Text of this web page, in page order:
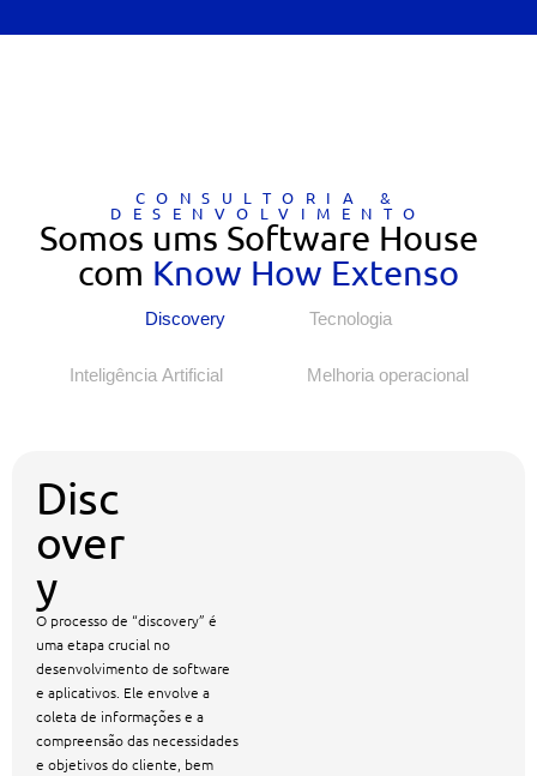
CONSULTORIA &
DESENVOLVIMENTO
Somos ums Software House
com Know How Extenso
Discovery Tecnologia
Inteligência Artificial Melhoria operacional
Disc
over
y
O processo de “discovery” é
uma etapa crucial no
desenvolvimento de software
e aplicativos. Ele envolve a
coleta de informações e a
compreensão das necessidades
e objetivos do cliente, bem